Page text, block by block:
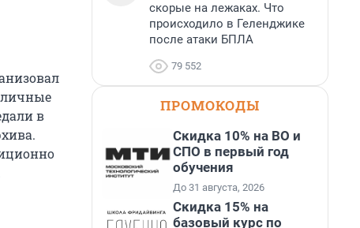
в
скорые на лежаках. Что
происходило в Геленджике
после атаки БПЛА
79 552
ПРОМОКОДЫ
Скидка 10% на ВО и
СПО в первый год
обучения
До 31 августа, 2026
Скидка 15% на
базовый курс по